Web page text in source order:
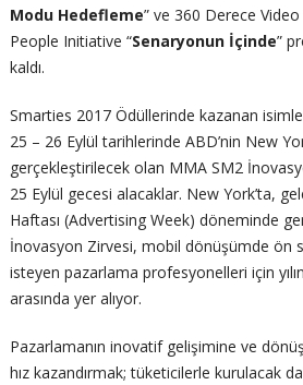
Modu Hedefleme” ve 360 Derece
People Initiative “Senaryonun İçinde”
kaldı.
Smarties 2017 Ödüllerinde kazanan
25 – 26 Eylül tarihlerinde ABD’nin New
gerçekleştirilecek olan MMA SM2
25 Eylül gecesi alacaklar. New York’ta,
Haftası (Advertising Week) döneminde
İnovasyon Zirvesi, mobil dönüşümde ön
isteyen pazarlama profesyonelleri için
arasında yer alıyor.
Pazarlamanın inovatif gelişimine ve
hız kazandırmak; tüketicilerle kurulacak